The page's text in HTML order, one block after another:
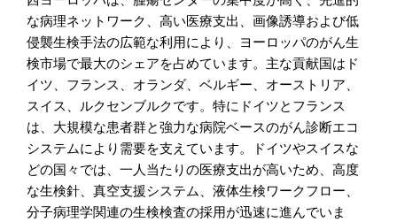
な病理ネットワーク、高い医療支出、画像誘導および低
侵襲生検手法の広範な利用により、ヨーロッパのがん生
検市場で最大のシェアを占めています。主な貢献国はド
イツ、フランス、オランダ、ベルギー、オーストリア、
スイス、ルクセンブルクです。特にドイツとフランス
は、大規模な患者群と強力な病院ベースのがん診断エコ
システムにより需要を支えています。ドイツやスイスな
どの国々では、一人当たりの医療支出が高いため、高度
な生検針、真空支援システム、液体生検ワークフロー、
分子病理学関連の生検検査の採用が迅速に進んでいま